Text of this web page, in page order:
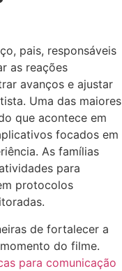
pais, responsáveis
as reações
avanços e ajustar
Uma das maiores
que acontece em
focados em
As famílias
para
protocolos
de fortalecer a
do filme.
para comunicação